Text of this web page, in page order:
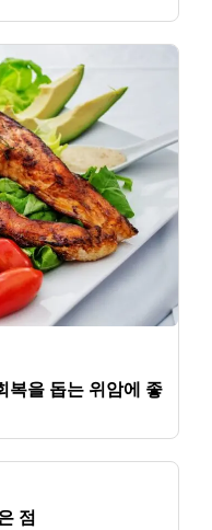
복을 돕는 위암에 좋
점